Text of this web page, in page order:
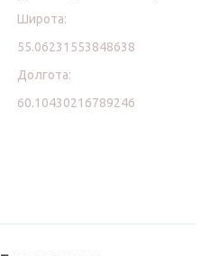
Широта:
55.06231553848638
Долгота:
60.10430216789246